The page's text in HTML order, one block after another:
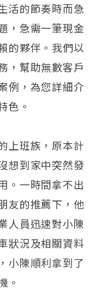
活的節奏時而急
，急需一筆現金
的夥伴。我們以
，幫助無數客戶
例，為您詳細介
色。​
上班族，原本計
想到家中突然發
。一時間拿不出
友的推薦下，他
人員迅速對小陳
狀況及相關資料
小陳順利拿到了
。​